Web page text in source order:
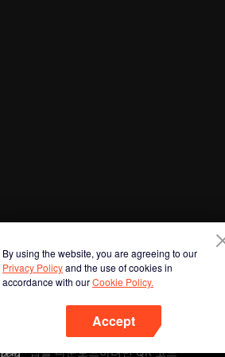
By using the website, you are agreeing to our
Privacy Policyand the use of cookies in
accordance with ourCookie Policy.
Accept
앱을 다운로드하려면 QR 코드